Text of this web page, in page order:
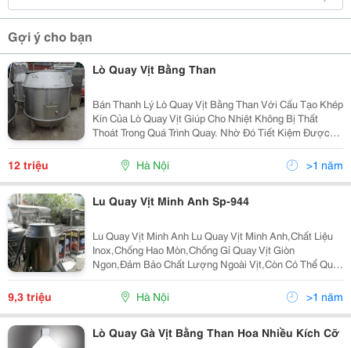
Gợi ý cho bạn
Lò Quay Vịt Bằng Than
Bán Thanh Lý Lò Quay Vịt Bằng Than Với Cấu Tạo Khép
Kín Của Lò Quay Vịt Giúp Cho Nhiệt Không Bị Thất
Thoát Trong Quá Trình Quay. Nhờ Đó Tiết Kiệm Được
Than Hơn So Với Các Loại Lò Thông Thường. Lò Quay
Gà Vịt Bằng Than Có Lớp Bông Thủy Tinh Cách Nhiệt
12 triệu Hà Nội >1 năm
Lu Quay Vịt Minh Anh Sp-944
Lu Quay Vịt Minh Anh Lu Quay Vịt Minh Anh,Chất Liệu
Inox,Chống Hao Mòn,Chống Gỉ Quay Vịt Giòn
Ngon,Đảm Bảo Chất Lượng Ngoài Vịt,Còn Có Thể Quay
Những Loại Thịt Khác Với Số Lượng Lớn Ch0 Nhiều
Người Ăn Dạy Công Thức Quay Thịt Ngon,Hấp Dẫn
9,3 triệu Hà Nội >1 năm
Lò Quay Gà Vịt Bằng Than Hoa Nhiều Kích Cỡ